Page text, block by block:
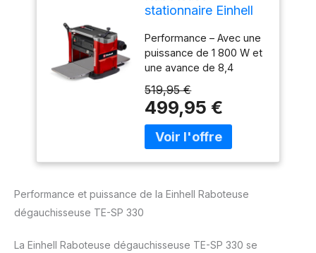
stationnaire Einhell
Performance – Avec une
puissance de 1 800 W et
une avance de 8,4
stationnaire TE-SP 330
est un outil performant
pour usiner des pièces
en épaisseur. Rabotage –
raboteuse permet de
moyenne taille. Réglage
519,95 €
499,95 €
Performance et puissance de la Einhell Raboteuse
dégauchisseuse TE-SP 330
La Einhell Raboteuse dégauchisseuse TE-SP 330 se